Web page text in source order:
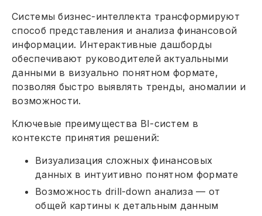
Системы бизнес-интеллекта трансформируют
способ представления и анализа финансовой
информации. Интерактивные дашборды
обеспечивают руководителей актуальными
данными в визуально понятном формате,
позволяя быстро выявлять тренды, аномалии и
возможности.
Ключевые преимущества BI-систем в
контексте принятия решений:
Визуализация сложных финансовых
данных в интуитивно понятном формате
Возможность drill-down анализа — от
общей картины к детальным данным